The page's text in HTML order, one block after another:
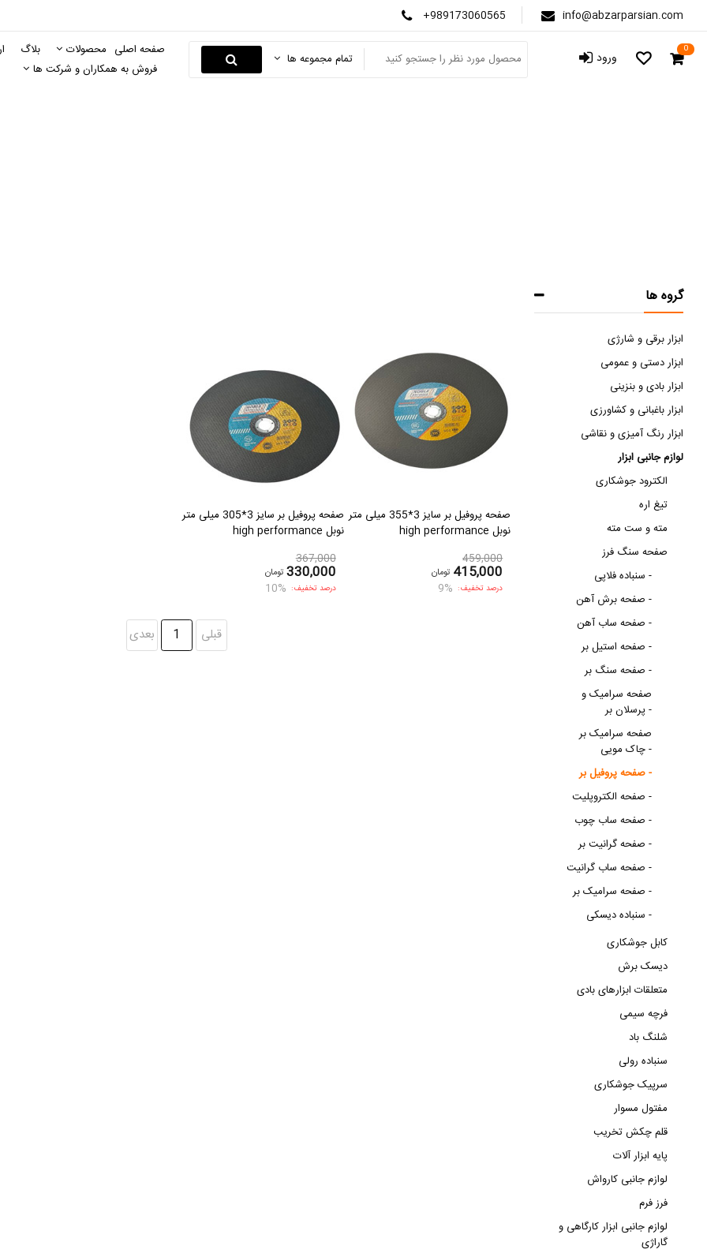
+989173060565
info@abzarparsian.com
صفحه اصلی محصولات بلاگ
فروش به همکاران و شرکت ها
تمام مجموعه ها ورود 0
صفحه پروفیل بر سایز 3*355 میلی متر
نوبل high performance
459,000
415,000 تومان
درصد تخفیف: 9%
صفحه پروفیل بر سایز 3*305 میلی متر
نوبل high performance
367,000
330,000 تومان
درصد تخفیف: 10%
قبلی 1 بعدی
گروه ها
ابزار برقی و شارژی
ابزار دستی و عمومی
ابزار بادی و بنزینی
ابزار باغبانی و کشاورزی
ابزار رنگ آمیزی و نقاشی
لوازم جانبی ابزار
الکترود جوشکاری
تیغ اره
مته و ست مته
صفحه سنگ فرز
سنباده فلاپی -
صفحه برش آهن -
صفحه ساب آهن -
صفحه استیل بر -
صفحه سنگ بر -
صفحه سرامیک و
پرسلان بر -
صفحه سرامیک بر
چاک مویی -
صفحه پروفیل بر -
صفحه الکتروپلیت -
صفحه ساب چوب -
صفحه گرانیت بر -
صفحه ساب گرانیت -
صفحه سرامیک بر -
سنباده دیسکی -
کابل جوشکاری
دیسک برش
متعلقات ابزارهای بادی
فرچه سیمی
شلنگ باد
سنباده رولی
سرپیک جوشکاری
مفتول مسوار
قلم چکش تخریب
پایه ابزار آلات
لوازم جانبی کارواش
فرز فرم
لوازم جانبی ابزار کارگاهی و
گاراژی